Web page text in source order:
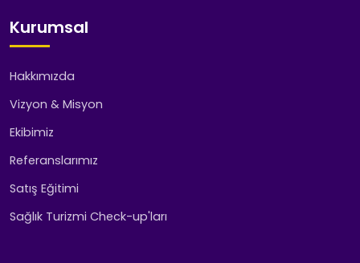
Kurumsal
Hakkımızda
Vizyon & Misyon
Ekibimiz
Referanslarımız
Satış Eğitimi
Sağlık Turizmi Check-up'ları